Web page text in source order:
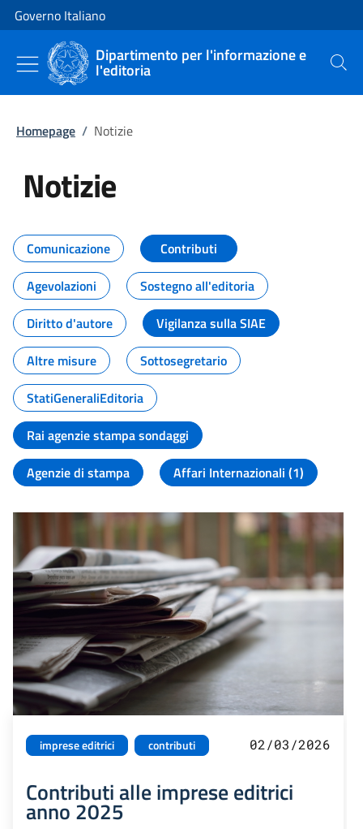
Vai al contenuto
Vai alla navigazione del sito
Governo Italiano
Dipartimento per l'informazione e
l'editoria Cerca
Homepage / Notizie
Notizie
Tutti i contenuti della pagina
Comunicazione
Contributi
Agevolazioni
Sostegno all'editoria
Diritto d'autore
Vigilanza sulla SIAE
Altre misure
Sottosegretario
StatiGeneraliEditoria
Rai agenzie stampa sondaggi
Agenzie di stampa
Affari Internazionali (1)
imprese editrici contributi 02/03/2026
Contributi alle imprese editrici
anno 2025